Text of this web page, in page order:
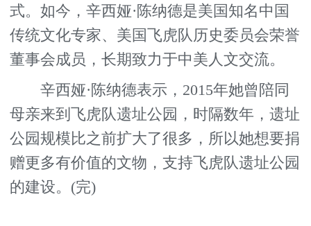
式。如今，辛西娅·陈纳德是美国知名中国
传统文化专家、美国飞虎队历史委员会荣誉
董事会成员，长期致力于中美人文交流。
辛西娅·陈纳德表示，2015年她曾陪同
母亲来到飞虎队遗址公园，时隔数年，遗址
公园规模比之前扩大了很多，所以她想要捐
赠更多有价值的文物，支持飞虎队遗址公园
的建设。(完)